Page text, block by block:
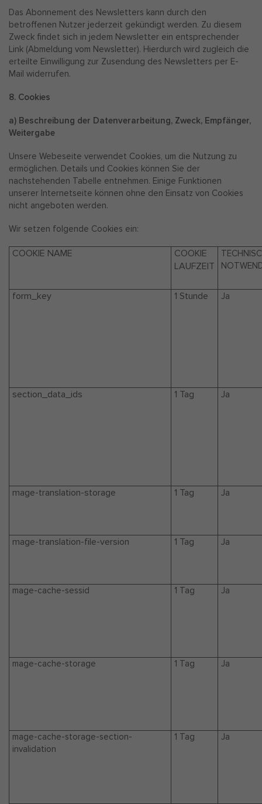
Das Abonnement des Newsletters kann durch den
betroffenen Nutzer jederzeit gekündigt werden. Zu diesem
Zweck findet sich in jedem Newsletter ein entsprechender
Link (Abmeldung vom Newsletter). Hierdurch wird zugleich die
erteilte Einwilligung zur Zusendung des Newsletters per E-
Mail widerrufen.
8. Cookies
a) Beschreibung der Datenverarbeitung, Zweck, Empfänger,
Weitergabe
Unsere Webeseite verwendet Cookies, um die Nutzung zu
ermöglichen. Details und Cookies können Sie der
nachstehenden Tabelle entnehmen. Einige Funktionen
unserer Internetseite können ohne den Einsatz von Cookies
nicht angeboten werden.
Wir setzen folgende Cookies ein:
COOKIE NAME
COOKIE
LAUFZEIT
form_key 1 Stunde Ja
section_data_ids 1 Tag Ja
mage-translation-storage 1 Tag Ja
mage-translation-file-version 1 Tag Ja
mage-cache-sessid 1 Tag Ja
mage-cache-storage 1 Tag Ja
mage-cache-storage-section-
invalidation
1 Tag Ja